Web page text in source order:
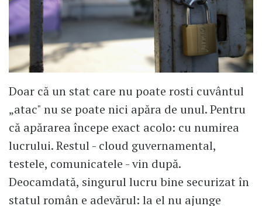
Doar că un stat care nu poate rosti cuvântul
„atac" nu se poate nici apăra de unul. Pentru
că apărarea începe exact acolo: cu numirea
lucrului. Restul - cloud guvernamental,
testele, comunicatele - vin după.
Deocamdată, singurul lucru bine securizat în
statul român e adevărul: la el nu ajunge